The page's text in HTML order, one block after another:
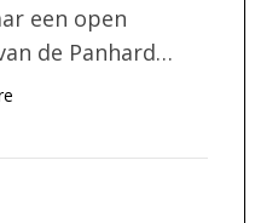
een open
de Panhard…